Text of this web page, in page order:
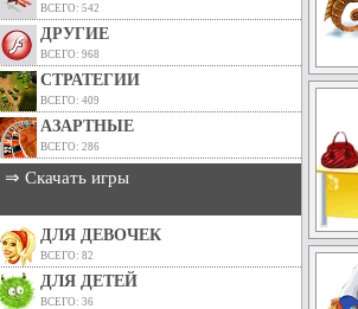
ВСЕГО: 542
ДРУГИЕ
ВСЕГО: 968
СТРАТЕГИИ
ВСЕГО: 409
АЗАРТНЫЕ
ВСЕГО: 286
⇒ Скачать игры
ДЛЯ ДЕВОЧЕК
ВСЕГО: 82
ДЛЯ ДЕТЕЙ
ВСЕГО: 36